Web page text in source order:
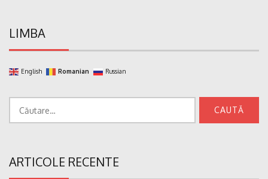
LIMBA
English Romanian Russian
ARTICOLE RECENTE